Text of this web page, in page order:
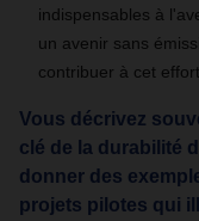
indispensables à
un avenir sans
contribuer à cet
Vous décrivez
clé de la durabilité
donner des
projets pilotes qui